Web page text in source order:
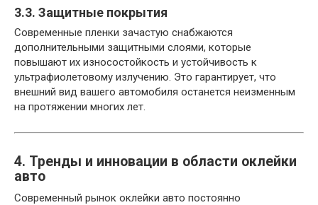
3.3. Защитные покрытия
Современные пленки зачастую снабжаются
дополнительными защитными слоями, которые
повышают их износостойкость и устойчивость к
ультрафиолетовому излучению. Это гарантирует, что
внешний вид вашего автомобиля останется неизменным
на протяжении многих лет.
4. Тренды и инновации в области оклейки
авто
Современный рынок оклейки авто постоянно